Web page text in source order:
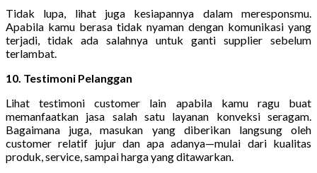
Tidak lupa, lihat juga kesiapannya dalam meresponsmu.
Apabila kamu berasa tidak nyaman dengan komunikasi yang
terjadi, tidak ada salahnya untuk ganti supplier sebelum
terlambat.
10. Testimoni Pelanggan
Lihat testimoni customer lain apabila kamu ragu buat
memanfaatkan jasa salah satu layanan konveksi seragam.
Bagaimana juga, masukan yang diberikan langsung oleh
customer relatif jujur dan apa adanya—mulai dari kualitas
produk, service, sampai harga yang ditawarkan.